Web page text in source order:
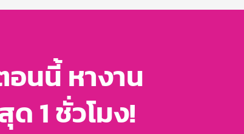
นนี้ หางาน
ด 1 ชั่วโมง!